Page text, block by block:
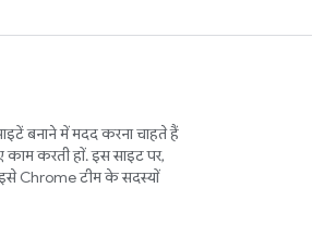
बनाने में मदद करना चाहते हैं
करती हों. इस साइट पर,
Chrome टीम के सदस्यों